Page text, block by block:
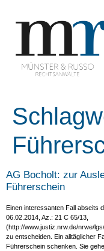
AG Bocholt: zur
Führerschein
Einen interessanten Fall abseits
06.02.2014, Az.: 21 C 65/13,
(http://www.justiz.nrw.de/nrwe/
zu entscheiden. Ein alltäglicher
Führerschein schenken. Sie